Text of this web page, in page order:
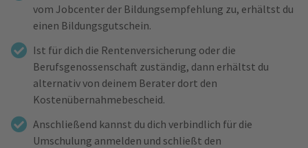
vom Jobcenter der Bildungsempfehlung zu, erhältst du
einen Bildungsgutschein.
Ist für dich die Rentenversicherung oder die
Berufsgenossenschaft zuständig, dann erhältst du
alternativ von deinem Berater dort den
Kostenübernahmebescheid.
Anschließend kannst du dich verbindlich für die
Umschulung anmelden und schließt den